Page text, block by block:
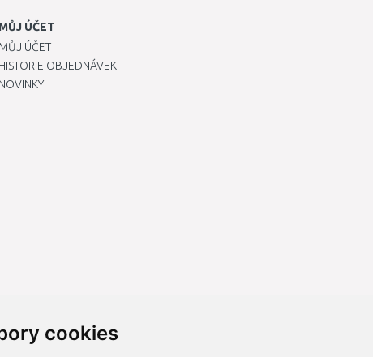
cookies
MŮJ ÚČET
MŮJ ÚČET
HISTORIE OBJEDNÁVEK
NOVINKY